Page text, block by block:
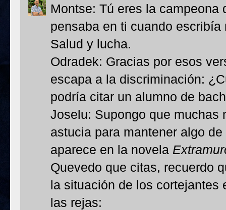
Montse: Tú eres la
pensaba en ti cuando escribía
Salud y lucha.
Odradek: Gracias por esos
escapa a la discriminación:
podría citar un alumno de
Joselu: Supongo que muchas
astucia para mantener algo
aparece en la novela
Quevedo que citas, recuerdo
la situación de los cortejantes
las rejas: